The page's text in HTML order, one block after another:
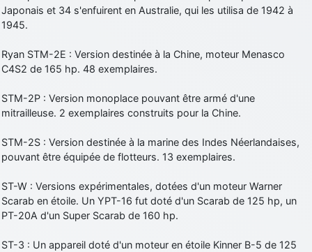
Japonais et 34 s'enfuirent en Australie, qui les utilisa de 1942 à
1945.
Ryan STM-2E : Version destinée à la Chine, moteur Menasco
C4S2 de 165 hp. 48 exemplaires.
STM-2P : Version monoplace pouvant être armé d'une
mitrailleuse. 2 exemplaires construits pour la Chine.
STM-2S : Version destinée à la marine des Indes Néerlandaises,
pouvant être équipée de flotteurs. 13 exemplaires.
ST-W : Versions expérimentales, dotées d'un moteur Warner
Scarab en étoile. Un YPT-16 fut doté d'un Scarab de 125 hp, un
PT-20A d'un Super Scarab de 160 hp.
ST-3 : Un appareil doté d'un moteur en étoile Kinner B-5 de 125